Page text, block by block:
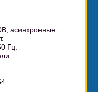
асинхронные
Гц.
: